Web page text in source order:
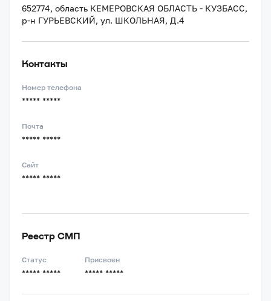
652774, область КЕМЕРОВСКАЯ ОБЛАСТЬ - КУЗБАСС,
р-н ГУРЬЕВСКИЙ, ул. ШКОЛЬНАЯ, Д.4
Контакты
Номер телефона
***** *****
Почта
***** *****
Сайт
***** *****
Реестр СМП
Статус
***** *****
Присвоен
***** *****